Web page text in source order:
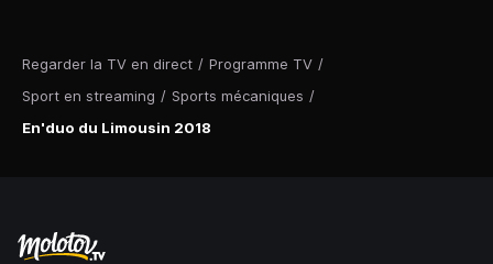
Regarder la TV en direct / Programme TV /
Sport en streaming / Sports mécaniques /
En'duo du Limousin 2018